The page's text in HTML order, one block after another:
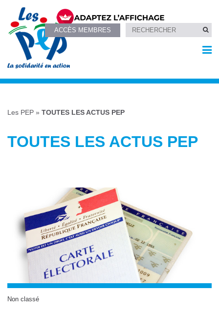
ACCÈS MEMBRES
Les PEP » TOUTES LES ACTUS PEP
TOUTES LES ACTUS PEP
Non classé